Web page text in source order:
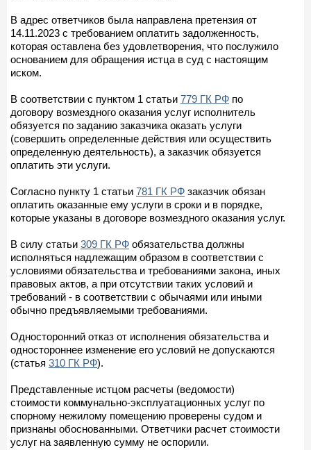
В адрес ответчиков была направлена претензия от
14.11.2023 с требованием оплатить задолженность,
которая оставлена без удовлетворения, что послужило
основанием для обращения истца в суд с настоящим
иском.
В соответствии с пунктом 1 статьи 779 ГК РФ по
договору возмездного оказания услуг исполнитель
обязуется по заданию заказчика оказать услуги
(совершить определенные действия или осуществить
определенную деятельность), а заказчик обязуется
оплатить эти услуги.
Согласно пункту 1 статьи 781 ГК РФ заказчик обязан
оплатить оказанные ему услуги в сроки и в порядке,
которые указаны в договоре возмездного оказания услуг.
В силу статьи 309 ГК РФ обязательства должны
исполняться надлежащим образом в соответствии с
условиями обязательства и требованиями закона, иных
правовых актов, а при отсутствии таких условий и
требований - в соответствии с обычаями или иными
обычно предъявляемыми требованиями.
Односторонний отказ от исполнения обязательства и
одностороннее изменение его условий не допускаются
(статья 310 ГК РФ).
Представленные истцом расчеты (ведомости)
стоимости коммунально-эксплуатационных услуг по
спорному нежилому помещению проверены судом и
признаны обоснованными. Ответчики расчет стоимости
услуг на заявленную сумму не оспорили.